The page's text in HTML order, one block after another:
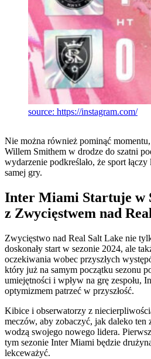
source: https://instagram.com/
Nie można również pominąć momentu,
Willem Smithem w drodze do szatni
wydarzenie podkreślało, że sport
samej gry.
Inter Miami Startuje w
z Zwycięstwem nad
Zwycięstwo nad Real Salt Lake nie
doskonały start w sezonie 2024, ale
oczekiwania wobec przyszłych
który już na samym początku sezonu
umiejętności i wpływ na grę zespołu,
optymizmem patrzeć w przyszłość.
Kibice i obserwatorzy z
meczów, aby zobaczyć, jak daleko ten
wodzą swojego nowego lidera.
tym sezonie Inter Miami będzie
lekceważyć.